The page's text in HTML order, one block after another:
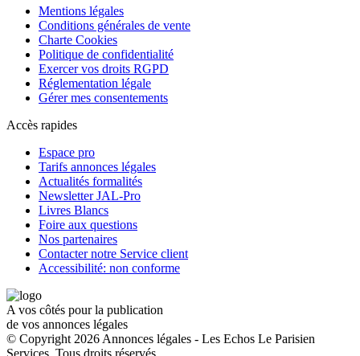
Mentions légales
Conditions générales de vente
Charte Cookies
Politique de confidentialité
Exercer vos droits RGPD
Réglementation légale
Gérer mes consentements
Accès rapides
Espace pro
Tarifs annonces légales
Actualités formalités
Newsletter JAL-Pro
Livres Blancs
Foire aux questions
Nos partenaires
Contacter notre Service client
Accessibilité: non conforme
A vos côtés pour la publication
de vos annonces légales
© Copyright 2026 Annonces légales - Les Echos Le Parisien
Services. Tous droits réservés.